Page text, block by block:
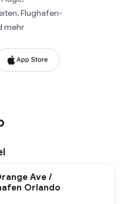
Flughafen-
mehr
Ave /
Orlando